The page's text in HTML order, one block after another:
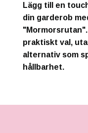
Lägg till en
din garderob
praktiskt val,
alternativ som
hållbarhet.